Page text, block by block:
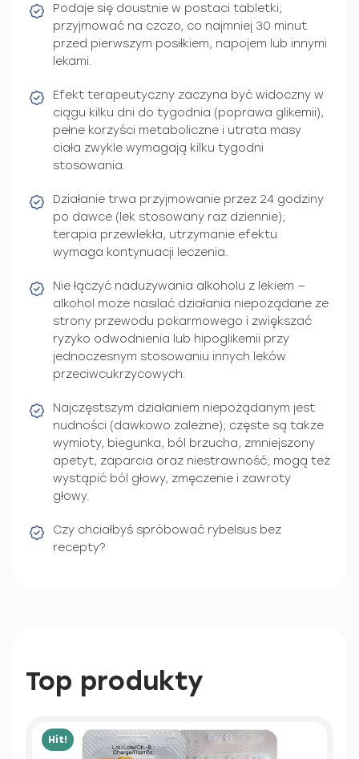
Podaje się doustnie w postaci tabletki;
przyjmować na czczo, co najmniej 30 minut
przed pierwszym posiłkiem, napojem lub innymi
lekami.
Efekt terapeutyczny zaczyna być widoczny w
ciągu kilku dni do tygodnia (poprawa glikemii),
pełne korzyści metaboliczne i utrata masy
ciała zwykle wymagają kilku tygodni
stosowania.
Działanie trwa przyjmowanie przez 24 godziny
po dawce (lek stosowany raz dziennie);
terapia przewlekła, utrzymanie efektu
wymaga kontynuacji leczenia.
Nie łączyć nadużywania alkoholu z lekiem —
alkohol może nasilać działania niepożądane ze
strony przewodu pokarmowego i zwiększać
ryzyko odwodnienia lub hipoglikemii przy
jednoczesnym stosowaniu innych leków
przeciwcukrzycowych.
Najczęstszym działaniem niepożądanym jest
nudności (dawkowo zależne); częste są także
wymioty, biegunka, ból brzucha, zmniejszony
apetyt, zaparcia oraz niestrawność; mogą też
wystąpić ból głowy, zmęczenie i zawroty
głowy.
Czy chciałbyś spróbować rybelsus bez
recepty?
Top produkty
Hit!